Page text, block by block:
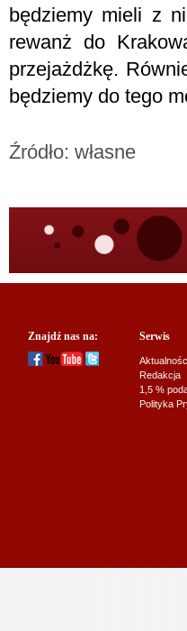
będziemy mieli z
rewanż do
przejażdżkę.
będziemy do tego
Źródło: własne
Znajdź nas na: Serwis
Redakcja
1,5 %
Polityka